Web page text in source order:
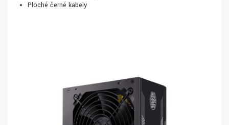
Ploché černé kabely